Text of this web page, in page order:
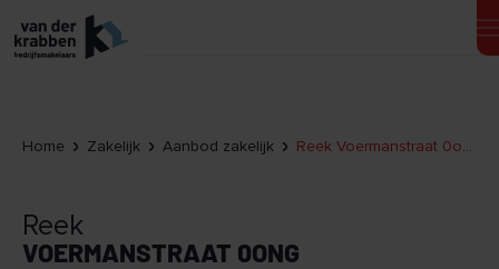
Home Zakelijk Aanbod zakelijk Reek Voermanstraat 0ong
Reek
VOERMANSTRAAT 0ONG